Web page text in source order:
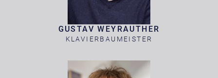
GUSTAV WEYRAUTHER
KLAVIERBAUMEISTER